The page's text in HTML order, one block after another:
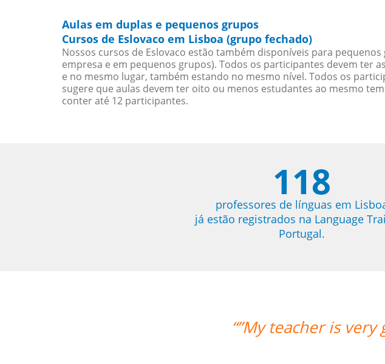
Aulas em duplas e pequenos grupos
Cursos de Eslovaco em Lisboa (grupo fechado)
Nossos cursos de Eslovaco estão também disponíveis para
empresa e em pequenos grupos). Todos os participantes devem ter
e no mesmo lugar, também estando no mesmo nível. Todos os
sugere que aulas devem ter oito ou menos estudantes ao mesmo
conter até 12 participantes.
118
professores de línguas em
já estão registrados na Language
Portugal.
“”My teacher is